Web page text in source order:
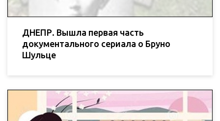
ДНЕПР. Вышла первая часть
документального сериала о Бруно
Шульце